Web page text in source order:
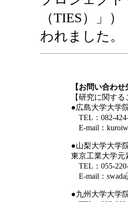
（TIES）」
われました。
【お問い合わせ
【研究に関す
●広島大学大学
TEL：082-
E-mail：
●山梨大学大学
東京工業大学
TEL：055-
E-mail：swada
●九州大学大学